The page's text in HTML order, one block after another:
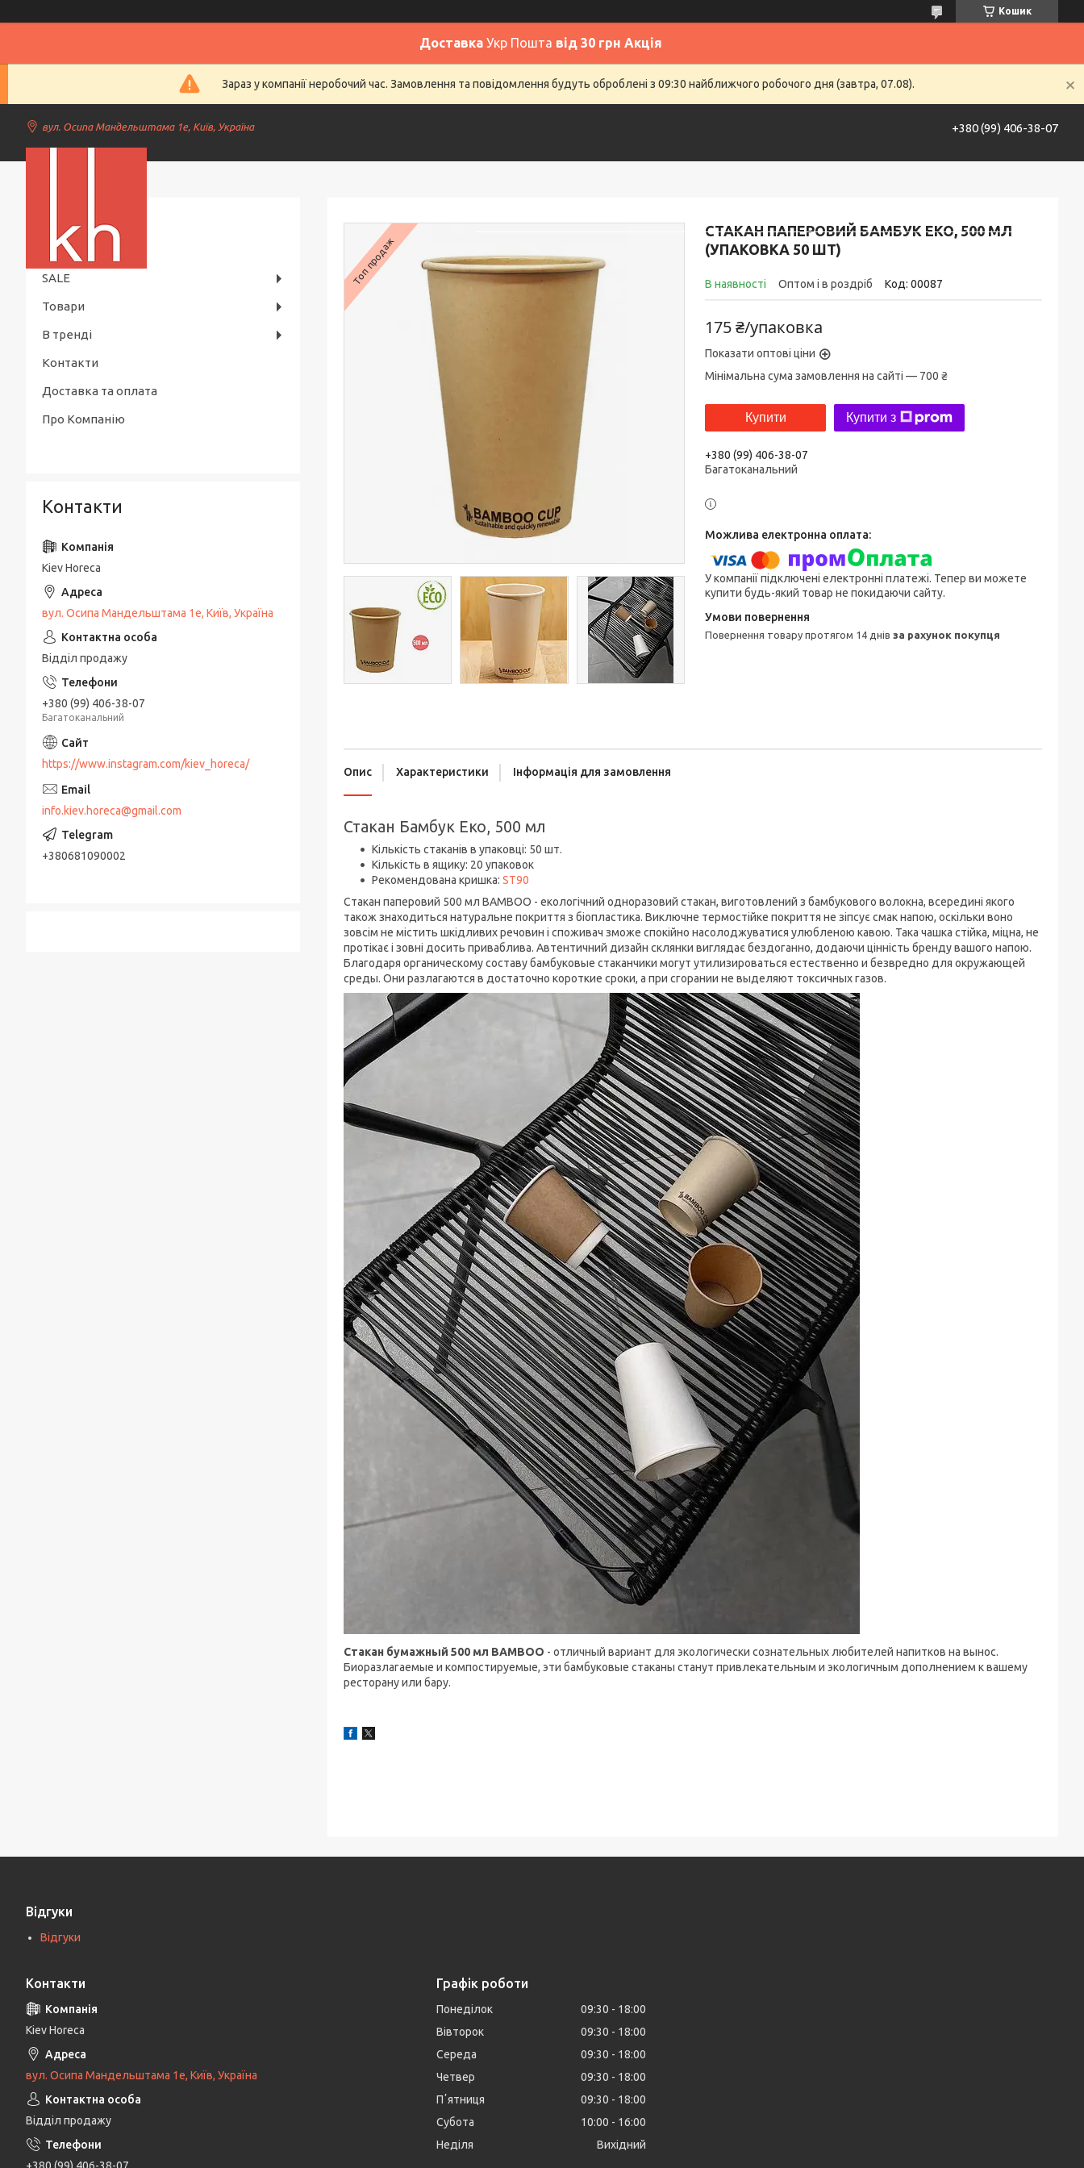
Кошик
ДоставкаУкр Пошта від 30 грн Акція
Зараз у компанії неробочий час. Замовлення та повідомлення будуть оброблені з 09:30 найближчого робочого дня (завтра, 07.08).
вул. Осипа Мандельштама 1е, Київ, Україна +380 (99) 406-38-07
СТАКАН ПАПЕРОВИЙ БАМБУК ЕКО, 500 МЛ
(УПАКОВКА 50 ШТ)
В наявності Оптом і в роздріб Код: 00087
175 ₴/упаковка
Показати оптові ціни
Мінімальна сума замовлення на сайті — 700 ₴
Купити Купити з
+380 (99) 406-38-07
Багатоканальний
У компанії підключені електронні платежі. Тепер ви можете
купити будь-який товар не покидаючи сайту.
повернення товару протягом 14 днів за рахунок покупця
Топ продаж
Опис Характеристики Інформація для замовлення
Стакан Бамбук Еко, 500 мл
Кількість стаканів в упаковці: 50 шт.
Кількість в ящику: 20 упаковок
Рекомендована кришка: ST90
Стакан паперовий 500 мл BAMBOO - екологічний одноразовий стакан, виготовлений з бамбукового волокна, всередині якого
також знаходиться натуральне покриття з біопластика. Виключне термостійке покриття не зіпсує смак напою, оскільки воно
зовсім не містить шкідливих речовин і споживач зможе спокійно насолоджуватися улюбленою кавою. Така чашка стійка, міцна, не
протікає і зовні досить приваблива. Автентичний дизайн склянки виглядає бездоганно, додаючи цінність бренду вашого напою.
Благодаря органическому составу бамбуковые стаканчики могут утилизироваться естественно и безвредно для окружающей
среды. Они разлагаются в достаточно короткие сроки, а при сгорании не выделяют токсичных газов.
Стакан бумажный 500 мл BAMBOO - отличный вариант для экологически сознательных любителей напитков на вынос.
Биоразлагаемые и компостируемые, эти бамбуковые стаканы станут привлекательным и экологичным дополнением к вашему
ресторану или бару.
SALE
Товари
В тренді
Контакти
Доставка та оплата
Про Компанію
Контакти
Kiev Horeca
вул. Осипа Мандельштама 1е, Київ, Україна
Відділ продажу
+380 (99) 406-38-07
Багатоканальний
https://www.instagram.com/kiev_horeca/
info.kiev.horeca@gmail.com
+380681090002
Відгуки
Відгуки
Контакти
Kiev Horeca
вул. Осипа Мандельштама 1е, Київ, Україна
Відділ продажу
Графік роботи
Понеділок 09:30
18:00
Вівторок
09:30
18:00
Середа
09:30
18:00
Четвер
09:30
18:00
Пʼятниця
09:30
18:00
Субота
10:00
16:00
Неділя
Вихідний